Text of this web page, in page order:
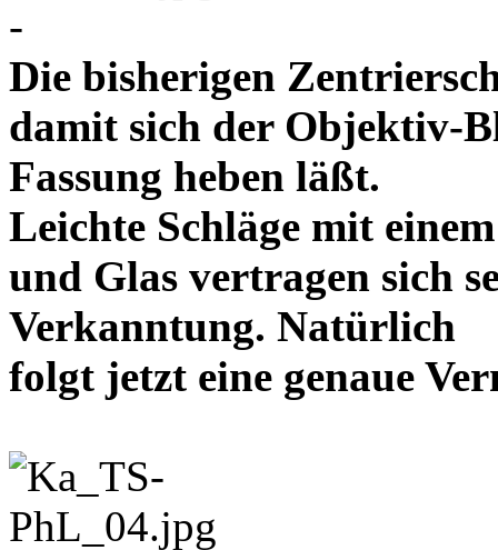
-
Die bisherigen
damit sich der Objektiv-
Fassung heben läßt.
Leichte Schläge mit
und Glas vertragen sich
Verkanntung. Natürlich
folgt jetzt eine genaue